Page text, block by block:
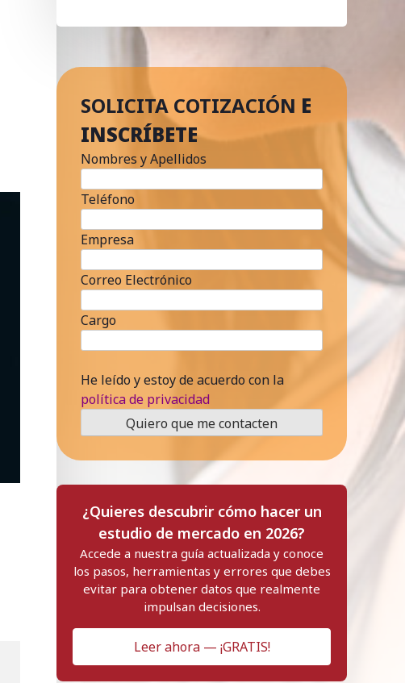
SOLICITA COTIZACIÓN E
INSCRÍBETE
Nombres y Apellidos
Teléfono
Empresa
Correo Electrónico
Cargo
He leído y estoy de acuerdo con la
política de privacidad
¿Quieres descubrir cómo hacer un
estudio de mercado en 2026?
Accede a nuestra guía actualizada y conoce
los pasos, herramientas y errores que debes
evitar para obtener datos que realmente
impulsan decisiones.
Leer ahora — ¡GRATIS!